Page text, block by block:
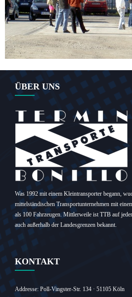
ÜBER UNS
Was 1992 mit einem Kleintransporter begann,
mittelständischen Transportunternehmen mit
als 100 Fahrzeugen. Mittlerweile ist TTB auf
auch außerhalb der Landesgrenzen bekannt.
KONTAKT
Addresse: Poll-Vingster-Str. 134 · 51105 Köln‎